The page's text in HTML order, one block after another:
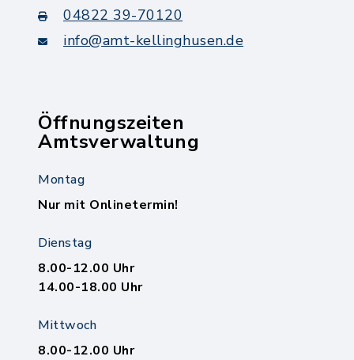
04822 39-70120
info@amt-kellinghusen.de
Öffnungszeiten
Amtsverwaltung
Montag
Nur mit Onlinetermin!
Dienstag
8.00-12.00 Uhr
14.00-18.00 Uhr
Mittwoch
8.00-12.00 Uhr